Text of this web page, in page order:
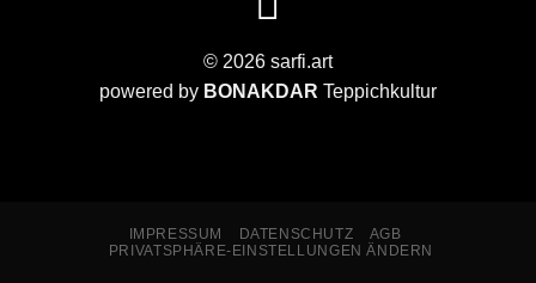
© 2026 sarfi.art
powered by BONAKDAR Teppichkultur
IMPRESSUM DATENSCHUTZ
AGB
PRIVATSPHÄRE-EINSTELLUNGEN ÄNDERN